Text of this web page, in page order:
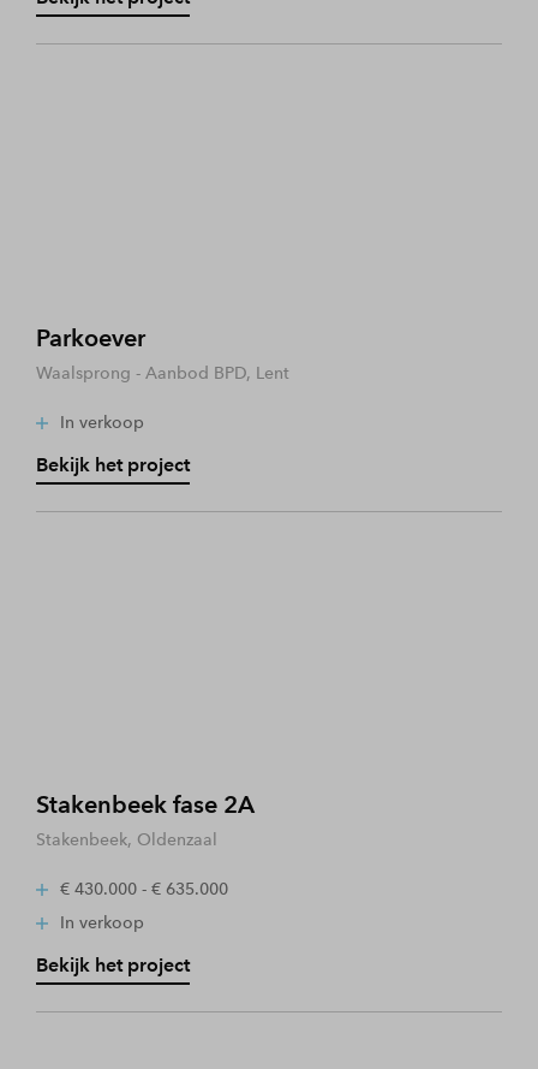
Parkoever
Waalsprong - Aanbod BPD, Lent
In verkoop
Bekijk het project
Stakenbeek fase 2A
Stakenbeek, Oldenzaal
€ 430.000 - € 635.000
In verkoop
Bekijk het project